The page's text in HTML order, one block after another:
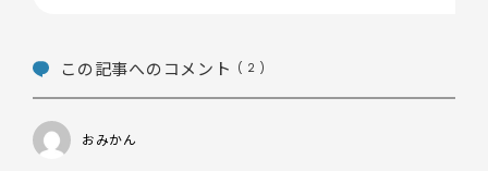
この記事へのコメント ( 2 )
おみかん